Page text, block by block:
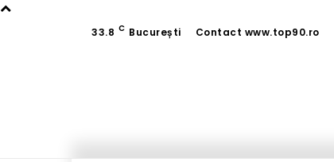
33.8 C București Contact www.top90.ro